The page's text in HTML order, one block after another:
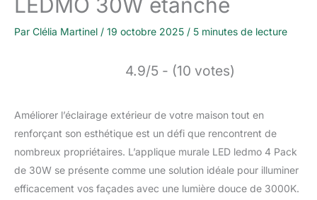
Par Clélia Martinel / 19 octobre 2025 / 5 minutes de lecture
4.9/5 - (10 votes)
Améliorer l’éclairage extérieur de votre maison tout en
renforçant son esthétique est un défi que rencontrent de
nombreux propriétaires. L’applique murale LED ledmo 4 Pack
de 30W se présente comme une solution idéale pour illuminer
efficacement vos façades avec une lumière douce de 3000K.